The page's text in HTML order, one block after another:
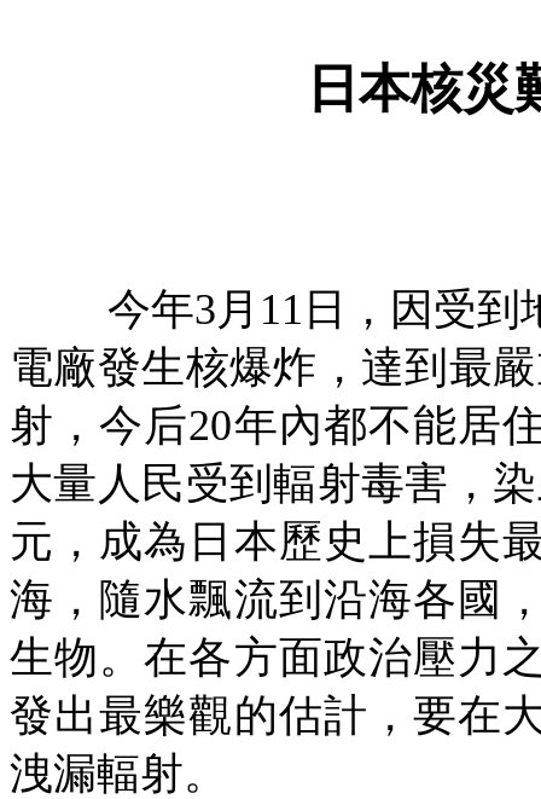
日本核災
今年3月 11 日，因受
電廠發生核爆炸，達到最
射，今后20年內都不能居
大量人民受到輻射毒害，
元，成為日本歷史上損失
海，隨水飄流到沿海各國
生物。在各方面政治壓力
發出最樂觀的估計，要在
洩漏輻射。